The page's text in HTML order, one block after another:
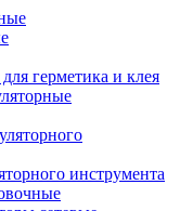
герметика и клея
инструмента